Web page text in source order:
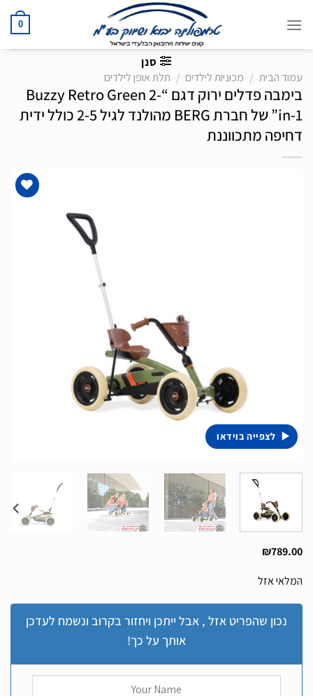
0
סנן
עמוד הבית
/ מכוניות לילדים / תלת אופן לילדים
בימבה פדלים ירוק דגם “Buzzy Retro Green 2-
in-1” של חברת BERG מהולנד לגיל 2-5 כולל ידית
דחיפה מתכווננת
לצפייה בוידאו
₪789.00
המלאי אזל
נכון שהפריט אזל , אבל ייתכן ויחזור בקרוב ונשמח לעדכן
אותך על כך!